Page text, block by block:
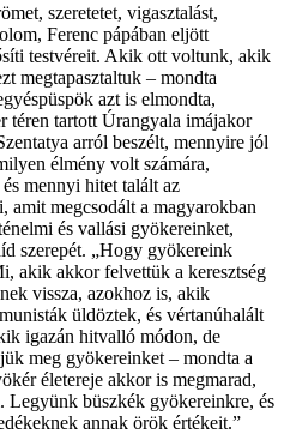
szeretetet, vigasztalást,
Ferenc pápában eljött
testvéreit. Akik ott voltunk, akik
megtapasztaltuk – mondta
azt is elmondta,
téren tartott Úrangyala imájakor
arról beszélt, mennyire jól
élmény volt számára,
mennyi hitet talált az
amit megcsodált a magyarokban
és vallási gyökereinket,
szerepét. „Hogy gyökereink
akik akkor felvettük a keresztség
vissza, azokhoz is, akik
üldöztek, és vértanúhalált
igazán hitvalló módon, de
meg gyökereinket – mondta a
életereje akkor is megmarad,
Legyünk büszkék gyökereinkre, és
annak örök értékeit.”